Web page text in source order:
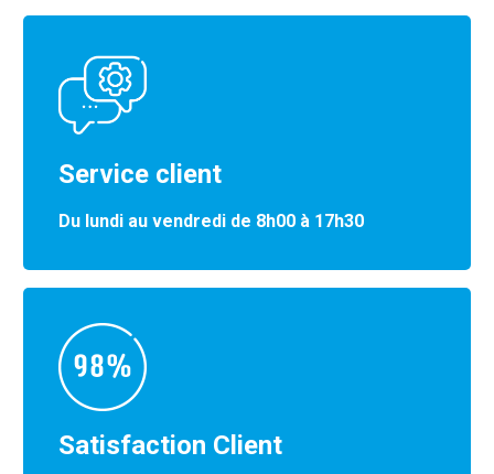
Service client
Du lundi au vendredi de 8h00 à 17h30
Satisfaction Client